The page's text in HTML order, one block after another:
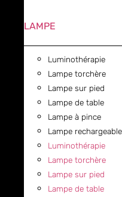
LAMPE
Luminothérapie
Lampe torchère
Lampe sur pied
Lampe de table
Lampe à pince
Lampe rechargeable
Luminothérapie
Lampe torchère
Lampe sur pied
Lampe de table